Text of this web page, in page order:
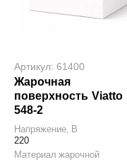
Артикул: 61400
Жарочная
поверхность Viatto
548-2
Напряжение, В
220
Материал жарочной